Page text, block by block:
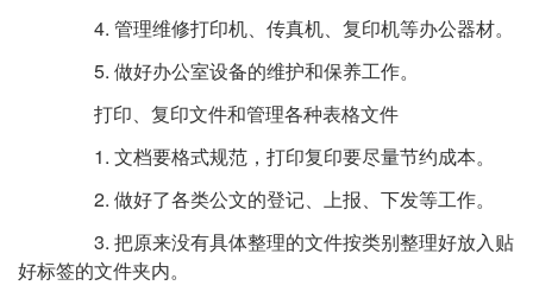
4. 管理维修打印机、传真机、复印机等办公器材。
5. 做好办公室设备的维护和保养工作。
打印、复印文件和管理各种表格文件
1. 文档要格式规范，打印复印要尽量节约成本。
2. 做好了各类公文的登记、上报、下发等工作。
3. 把原来没有具体整理的文件按类别整理好放入贴
好标签的文件夹内。